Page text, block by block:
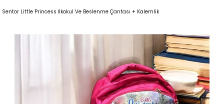
Sentor Little Princess İlkokul Ve Beslenme Çantası + Kalemlik